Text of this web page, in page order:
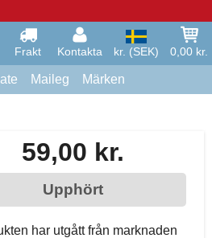
Frakt Kontakta kr. (SEK) 0,00 kr.
Maileg Märken
59,00 kr.
Upphört
har utgått från marknaden